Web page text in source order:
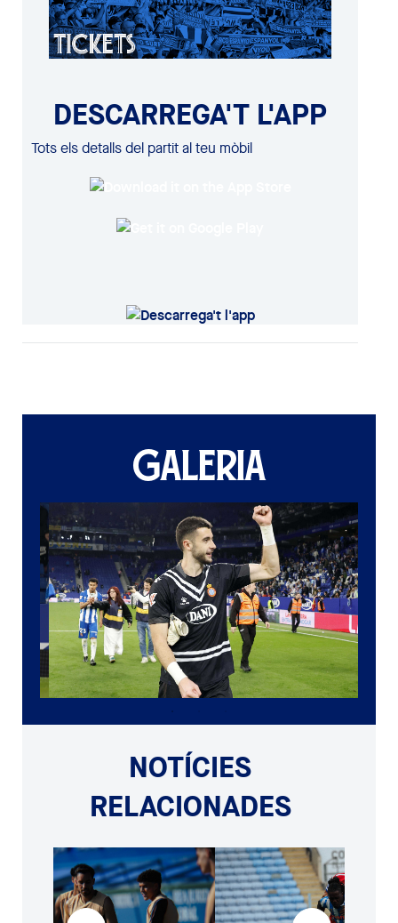
DESCARREGA'T L'APP
Tots els detalls del partit al teu mòbil
GALERIA
NOTÍCIES
RELACIONADES